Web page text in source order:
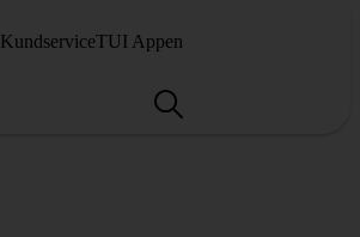
KundserviceTUI Appen